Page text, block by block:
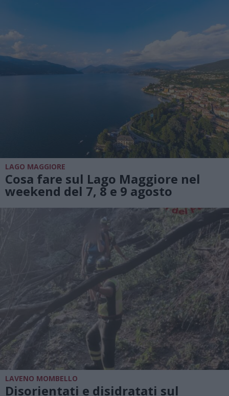
LAGO MAGGIORE
Cosa fare sul Lago Maggiore nel
weekend del 7, 8 e 9 agosto
LAVENO MOMBELLO
Disorientati e disidratati sul